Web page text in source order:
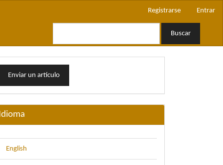
Registrarse Entrar
Buscar
Enviar un artículo
English